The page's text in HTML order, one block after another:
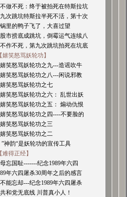
不做不死：终于被拍死在特斯拉坑
九次跳坑特斯拉半死不活，第十次
锅里的鸭子飞了，大喜过望
股市捞底成跳坑，倒霉运气连续八
不作不死，第九次跳坑拍死在坑底
【嬉笑怒骂妖轮功】
嬉笑怒骂妖轮功之九---造谣吹牛
嬉笑怒骂妖轮功之八---闲说邪教
嬉笑怒骂妖轮功之七
嬉笑怒骂妖轮功之六： 乱世出妖
嬉笑怒骂妖轮功之五： 煽动仇恨
嬉笑怒骂妖轮功之四----不要脸的
嬉笑怒骂妖轮功之三
嬉笑怒骂妖轮功之二
”神韵“是妖轮功的宣传工具
【难得正经】
母忘国耻-------纪念1989年六四
89年六四屠杀30周年之后的感言
不能忘却---纪念1989年六四屠杀
共和党无底线 川普真小人！